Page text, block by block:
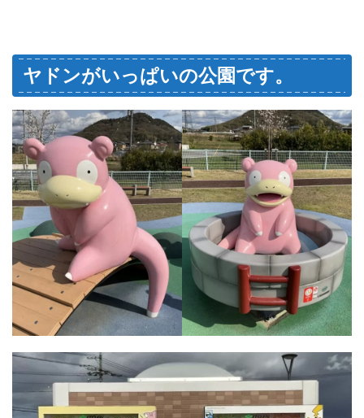
ヤドンがいっぱいの公園です。